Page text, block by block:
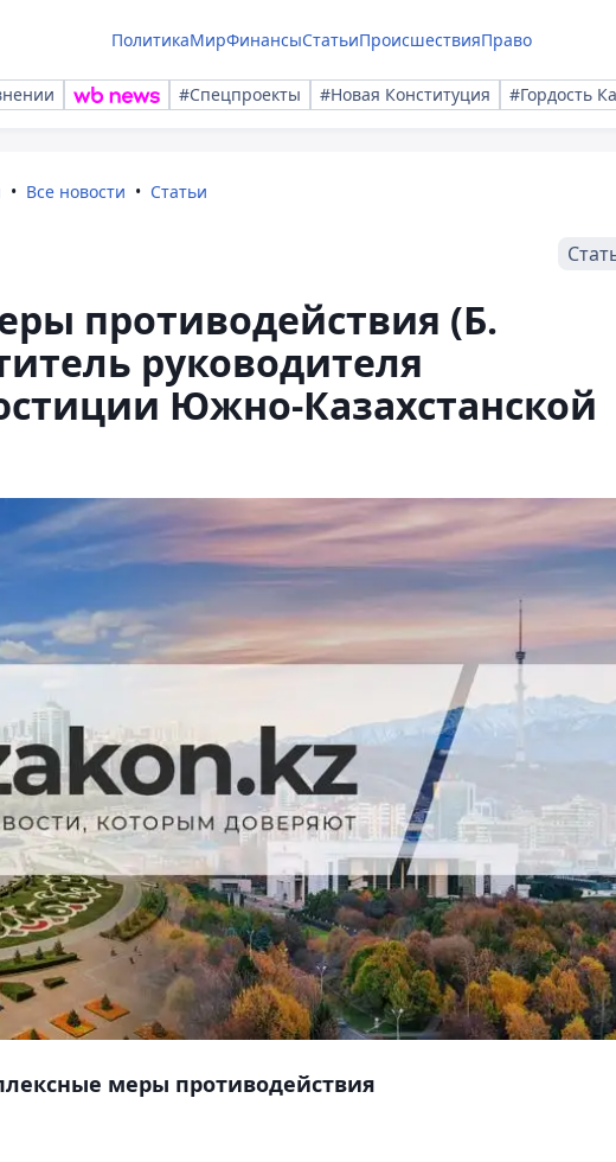
ПолитикаМирФинансыСтатьиПроисшествияПраво
#Спецпроекты #Новая Конституция #Гордость
Все новости Статьи
противодействия (Б.
руководителя
Южно-Казахстанской
меры противодействия